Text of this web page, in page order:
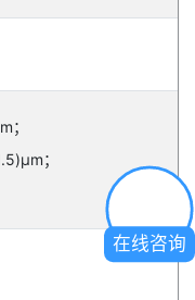
；
；
在线咨询